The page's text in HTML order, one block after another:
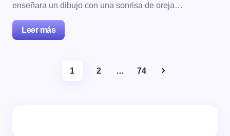
enseñara un dibujo con una sonrisa de oreja…
Leer más
1 2 … 74